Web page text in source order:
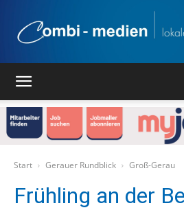
Start Gerauer Rundblick Groß-Gerau
Frühling an der